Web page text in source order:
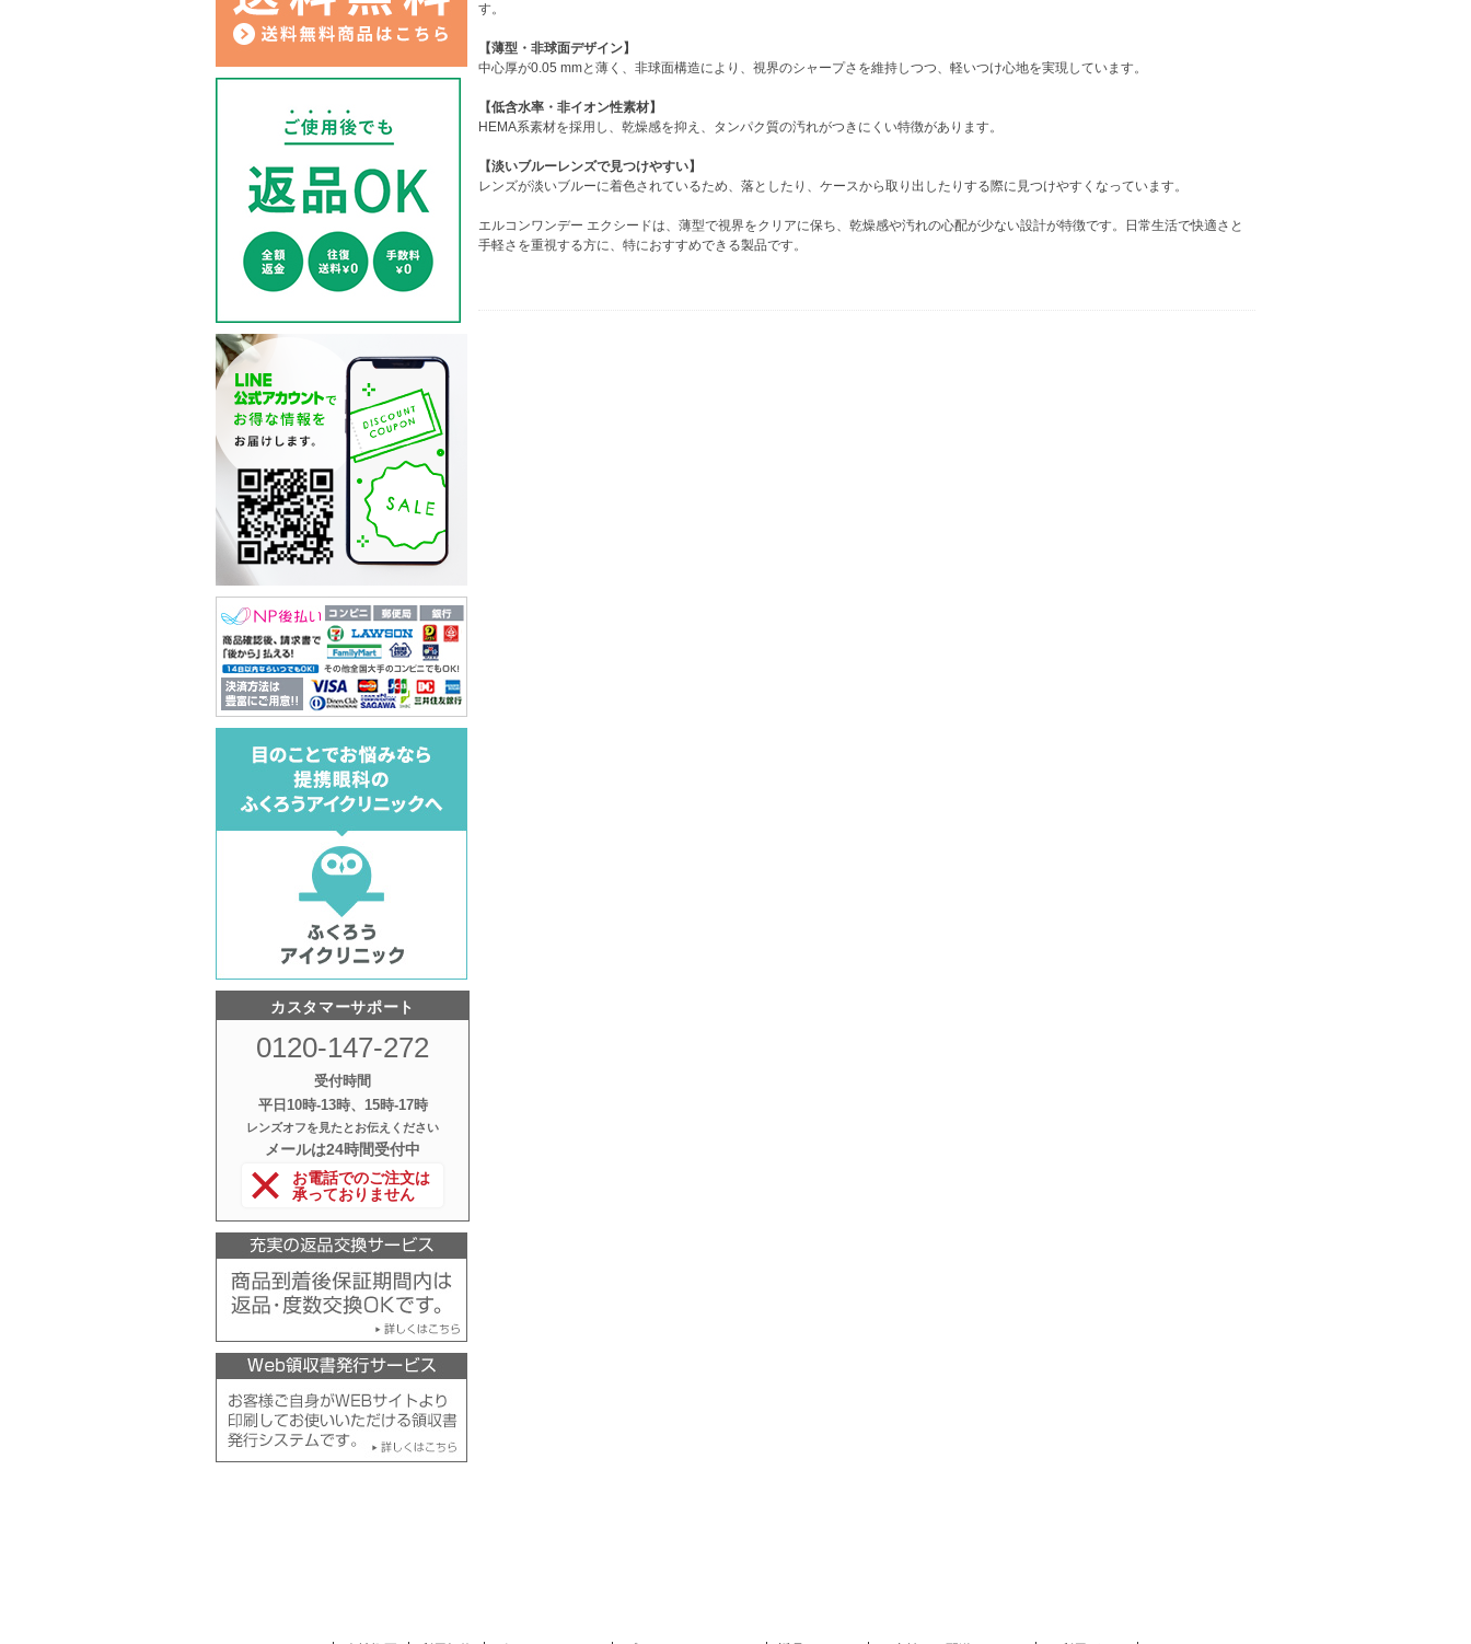
カスタマーサポート
0120-147-272
受付時間
平日10時‐13時、15時‐17時
レンズオフを見たとお伝えください
メールは24時間受付中
お電話でのご注文は
承っておりません
す。
【薄型・非球面デザイン】
中心厚が0.05 mmと薄く、非球面構造により、視界のシャープさを維持しつつ、軽いつけ心地を実現しています。
【低含水率・非イオン性素材】
HEMA系素材を採用し、乾燥感を抑え、タンパク質の汚れがつきにくい特徴があります。
【淡いブルーレンズで見つけやすい】
レンズが淡いブルーに着色されているため、落としたり、ケースから取り出したりする際に見つけやすくなっています。
エルコンワンデー エクシードは、薄型で視界をクリアに保ち、乾燥感や汚れの心配が少ない設計が特徴です。日常生活で快適さと
手軽さを重視する方に、特におすすめできる製品です。